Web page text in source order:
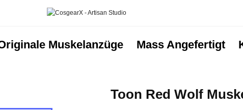
Muskelanzüge Mass Angefertigt
Toon Red Wolf